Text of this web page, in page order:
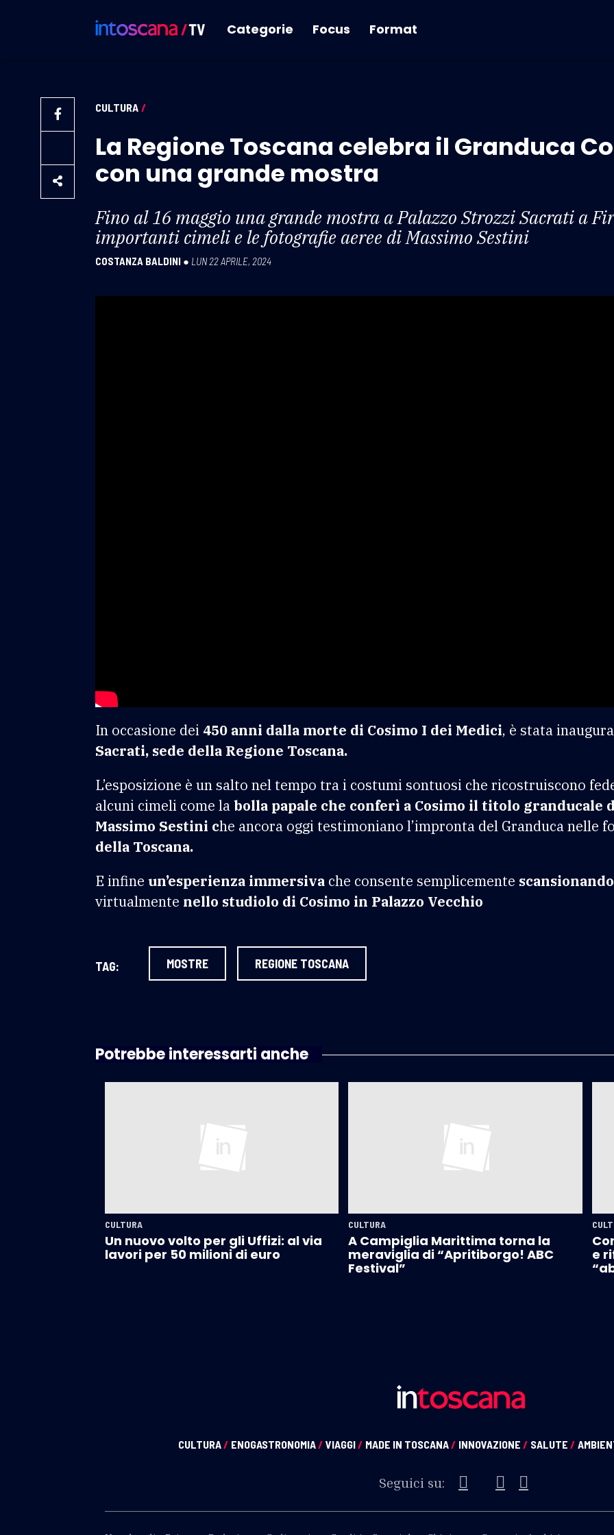
Categorie Focus Format
CULTURA /
La Regione Toscana celebra il Granduca
con una grande mostra
Fino al 16 maggio una grande mostra a Palazzo Strozzi Sacrati a
importanti cimeli e le fotografie aeree di Massimo Sestini
COSTANZA BALDINI ● LUN 22 APRILE, 2024
In occasione dei 450 anni dalla morte di Cosimo I dei Medici, è stata
Sacrati, sede della Regione Toscana.
L’esposizione è un salto nel tempo tra i costumi sontuosi che ricostruiscono
alcuni cimeli come labolla papale che conferì a Cosimo il titolo granducale
Massimo Sestini che ancora oggi testimoniano l’impronta del Granduca nelle
della Toscana.
E infine un’esperienza immersiva che consente semplicemente
virtualmente nello studiolo di Cosimo in Palazzo Vecchio
TAG: MOSTRE REGIONE TOSCANA
Potrebbe interessarti anche
CULTURA
Un nuovo volto per gli Uffizi: al via
lavori per 50 milioni di euro
CULTURA
A Campiglia Marittima torna la
meraviglia di “Apritiborgo! ABC
Festival”
e
CULTURA/ ENOGASTRONOMIA/ VIAGGI/ MADE IN TOSCANA/ INNOVAZIONE / SALUTE /
Seguici su: